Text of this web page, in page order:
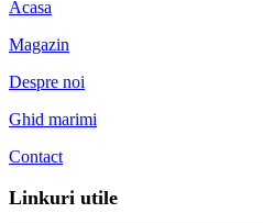
Acasa
Magazin
Despre noi
Ghid marimi
Contact
Linkuri utile